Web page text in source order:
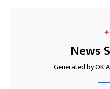
News
Generated by OK